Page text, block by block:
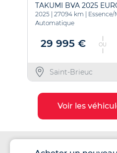
TAKUMI BVA 2025
2025 | 27094 km |
Automatique
29 995 € OU
Saint-Brieuc
Voir les